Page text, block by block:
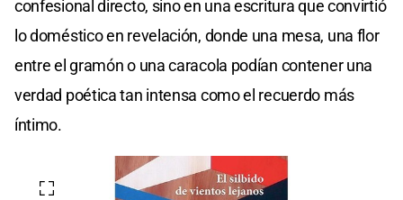
confesional directo, sino en una escritura que convirtió
lo doméstico en revelación, donde una mesa, una flor
entre el gramón o una caracola podían contener una
verdad poética tan intensa como el recuerdo más
íntimo.